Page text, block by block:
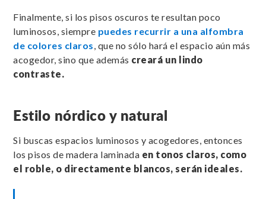
Finalmente, si los pisos oscuros te resultan poco
luminosos, siempre puedes recurrir a una alfombra
de colores claros , que no sólo hará el espacio aún más
acogedor, sino que además creará un lindo
contraste.
Estilo nórdico y natural
Si buscas espacios luminosos y acogedores, entonces
los pisos de madera laminada en tonos claros, como
el roble, o directamente blancos, serán ideales.